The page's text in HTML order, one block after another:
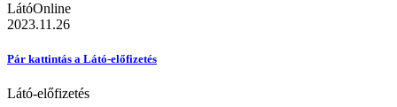
LátóOnline
2023.11.26
Pár kattintás a Látó-előfizetés
Látó-előfizetés